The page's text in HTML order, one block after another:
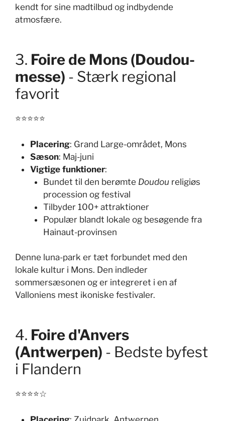
kendt for sine madtilbud og indbydende
atmosfære.
3. Foire de Mons (Doudou-
messe) - Stærk regional
favorit
⭐⭐⭐⭐⭐
Placering: Grand Large-området, Mons
Sæson: Maj-juni
Vigtige funktioner:
Bundet til den berømte Doudou religiøs
procession og festival
Tilbyder 100+ attraktioner
Populær blandt lokale og besøgende fra
Hainaut-provinsen
Denne luna-park er tæt forbundet med den
lokale kultur i Mons. Den indleder
sommersæsonen og er integreret i en af
Valloniens mest ikoniske festivaler.
4. Foire d'Anvers
(Antwerpen) - Bedste byfest
i Flandern
⭐⭐⭐⭐☆